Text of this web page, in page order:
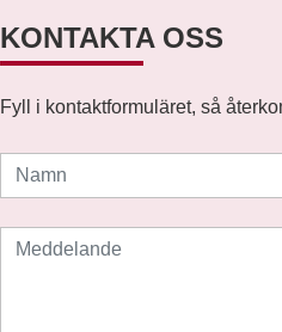
KONTAKTA OSS
Fyll i kontaktformuläret, så